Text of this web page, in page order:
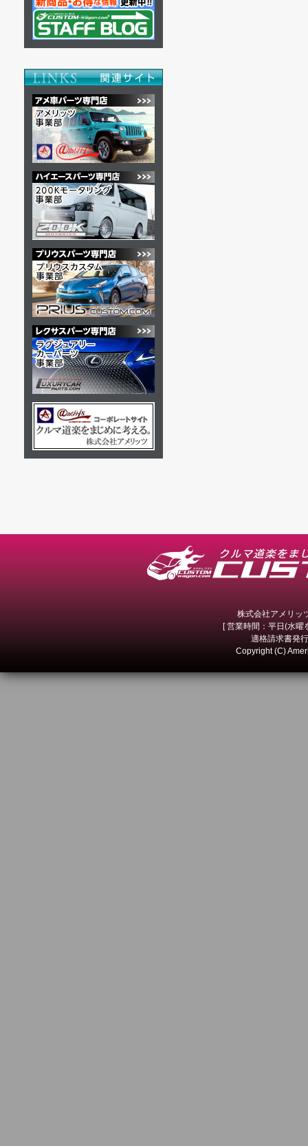
株式会社アメリ
[ 営業時間：平日(水
適格請求書発
Copyright (C)